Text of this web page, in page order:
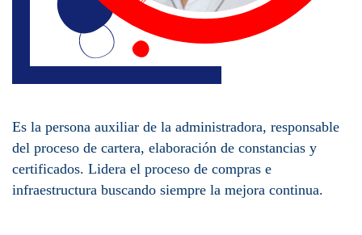
Es la persona auxiliar de la administradora, responsable
del proceso de cartera, elaboración de constancias y
certificados. Lidera el proceso de compras e
infraestructura buscando siempre la mejora continua.